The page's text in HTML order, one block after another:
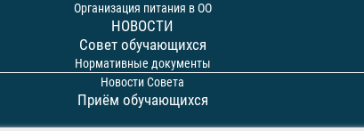
Организация питания в ОО
НОВОСТИ
Совет обучающихся
Нормативные документы
Новости Совета
Приём обучающихся